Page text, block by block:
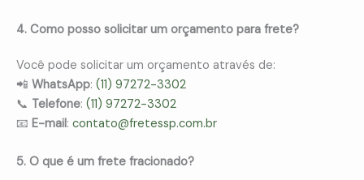
4. Como posso solicitar um orçamento para frete?
Você pode solicitar um orçamento através de:
📲 WhatsApp: (11) 97272-3302
📞 Telefone: (11) 97272-3302
📧 E-mail: contato@fretessp.com.br
5. O que é um frete fracionado?